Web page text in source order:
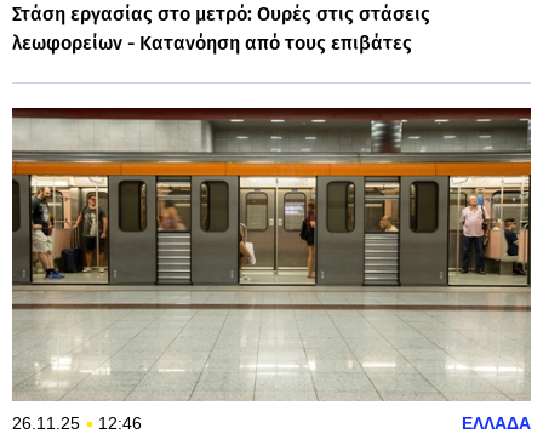
Στάση εργασίας στο μετρό: Ουρές στις στάσεις
λεωφορείων - Κατανόηση από τους επιβάτες
26.11.25 12:46 ΕΛΛΑΔΑ